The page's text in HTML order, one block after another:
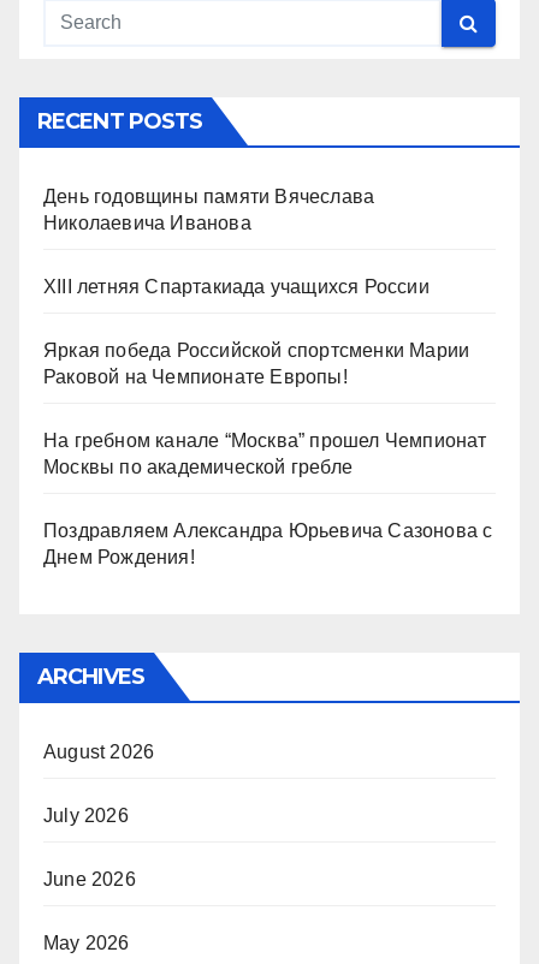
RECENT POSTS
День годовщины памяти Вячеслава
Николаевича Иванова
XIII летняя Спартакиада учащихся России
Яркая победа Российской спортсменки Марии
Раковой на Чемпионате Европы!
На гребном канале “Москва” прошел Чемпионат
Москвы по академической гребле
Поздравляем Александра Юрьевича Сазонова с
Днем Рождения!
ARCHIVES
August 2026
July 2026
June 2026
May 2026